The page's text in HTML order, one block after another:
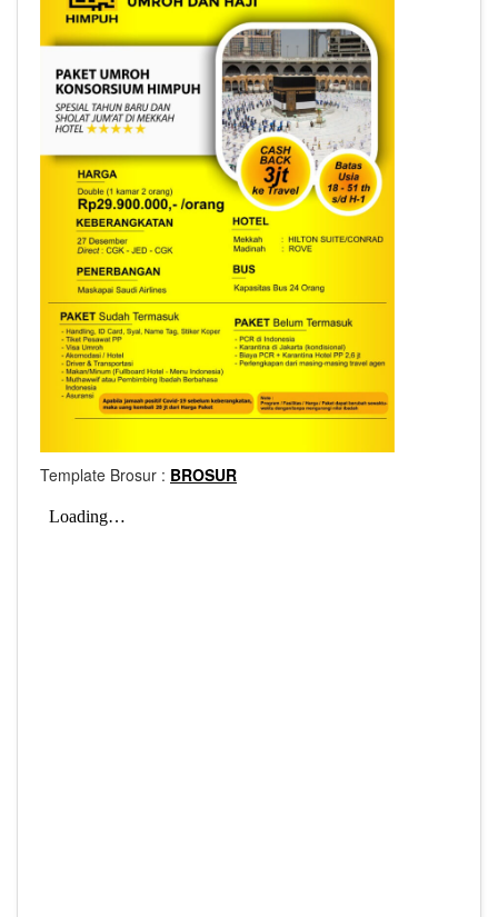
Template Brosur : BROSUR